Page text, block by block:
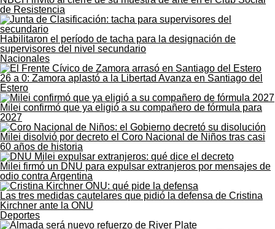
de Resistencia
Habilitaron el período de tacha para la designación de
supervisores del nivel secundario
Nacionales
26 a 0: Zamora aplastó a la Libertad Avanza en Santiago del
Estero
Milei confirmó que ya eligió a su compañero de fórmula para
2027
Milei disolvió por decreto el Coro Nacional de Niños tras casi
60 años de historia
Milei firmó un DNU para expulsar extranjeros por mensajes de
odio contra Argentina
Las tres medidas cautelares que pidió la defensa de Cristina
Kirchner ante la ONU
Deportes